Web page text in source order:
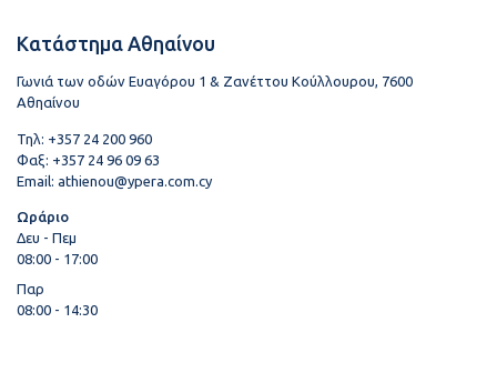
Κατάστημα Αθηαίνου
Γωνιά των οδών Ευαγόρου 1 & Ζανέττου Κούλλουρου, 7600
Αθηαίνου
Τηλ: +357 24 200 960
Φαξ: +357 24 96 09 63
Email: athienou@ypera.com.cy
Ωράριο
Δευ - Πεμ
08:00 - 17:00
Παρ
08:00 - 14:30